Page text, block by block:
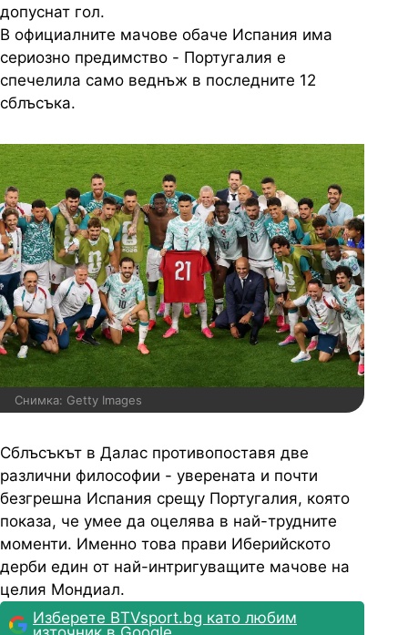
допуснат гол.
В официалните мачове обаче Испания има
сериозно предимство - Португалия е
спечелила само веднъж в последните 12
сблъсъка.
Снимка: Getty Images
Сблъсъкът в Далас противопоставя две
различни философии - уверената и почти
безгрешна Испания срещу Португалия, която
показа, че умее да оцелява в най-трудните
моменти. Именно това прави Иберийското
дерби един от най-интригуващите мачове на
целия Мондиал.
Изберете BTVsport.bg като любим